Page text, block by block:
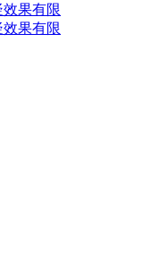
果有限
果有限